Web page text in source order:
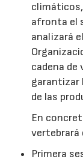
afronta el
analizará
cadena de
garantizar
de las
En
vertebrará
Primera